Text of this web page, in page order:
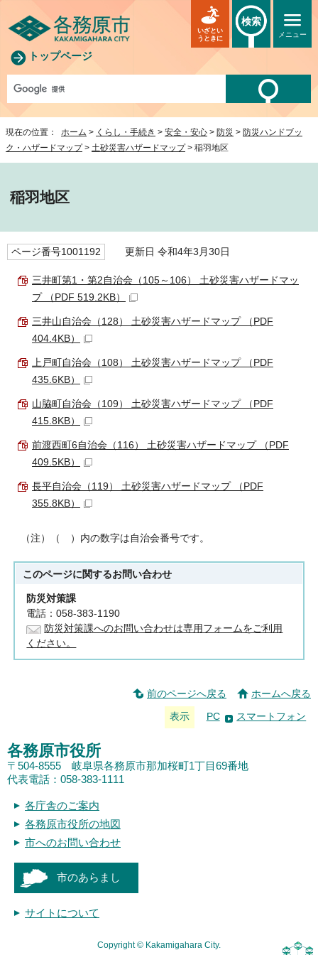
トップページ
メニュー
いざとい
うときに
検索
現在の位置： ホーム > くらし・手続き > 安全・安心 > 防災 > 防災ハンドブッ
ク・ハザードマップ> 土砂災害ハザードマップ> 稲羽地区
稲羽地区
ページ番号1001192 更新日 令和4年3月30日
三井町第1・第2自治会（105～106） 土砂災害ハザードマッ
プ （PDF 519.2KB）
三井山自治会（128） 土砂災害ハザードマップ （PDF
404.4KB）
上戸町自治会（108） 土砂災害ハザードマップ （PDF
435.6KB）
山脇町自治会（109） 土砂災害ハザードマップ （PDF
415.8KB）
前渡西町6自治会（116） 土砂災害ハザードマップ （PDF
409.5KB）
長平自治会（119） 土砂災害ハザードマップ （PDF
355.8KB）
（注）（ ）内の数字は自治会番号です。
このページに関するお問い合わせ
防災対策課
電話：058-383-1190
防災対策課へのお問い合わせは専用フォームをご利用
ください。
前のページへ戻る ホームへ戻る
表示 PC スマートフォン
各務原市役所
〒504-8555 岐阜県各務原市那加桜町1丁目69番地
代表電話：058-383-1111
各庁舎のご案内
各務原市役所の地図
市へのお問い合わせ
市のあらまし
サイトについて
Copyright © Kakamigahara City.